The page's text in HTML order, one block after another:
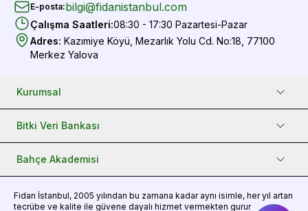
E-posta:bilgi@fidanistanbul.com
Çalışma Saatleri:08:30 - 17:30 Pazartesi-Pazar
Adres: Kazımiye Köyü, Mezarlık Yolu Cd. No:18, 77100
Merkez Yalova
Kurumsal
Bitki Veri Bankası
Bahçe Akademisi
Fidan İstanbul, 2005 yılından bu zamana kadar aynı isimle, her yıl artan
tecrübe ve kalite ile güvene dayalı hizmet vermekten gurur